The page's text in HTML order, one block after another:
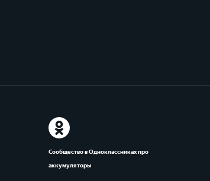
Сообщество в Одноклассниках про
аккумуляторы